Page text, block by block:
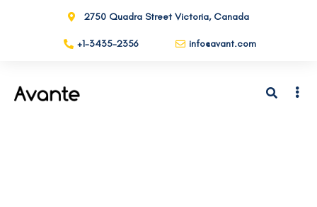
2750 Quadra Street Victoria, Canada
+1-3435-2356 info@avant.com